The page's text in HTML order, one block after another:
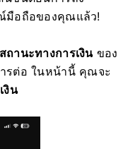
มือถือของคุณแล้ว!
สถานะทางการเงินของ
ารต่อ ในหน้านี้ คุณจะ
งิน